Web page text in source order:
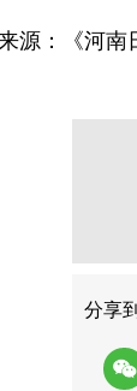
来源：《河南
分享